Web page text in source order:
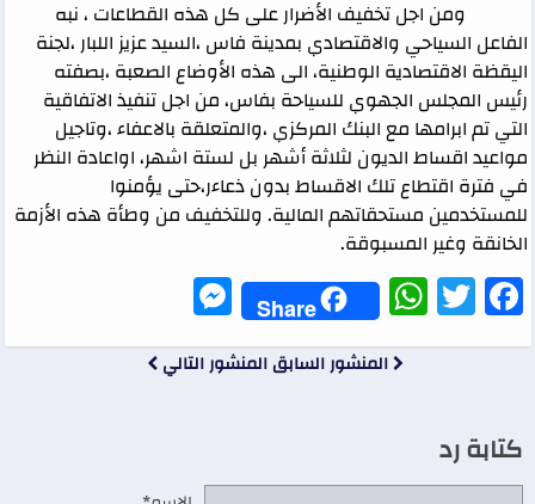
ومن اجل تخفيف الأضرار على كل هذه القطاعات ، نبه
الفاعل السياحي والاقتصادي بمدينة فاس ،السيد عزيز اللبار ،لجنة
اليقظة الاقتصادية الوطنية، الى هذه الأوضاع الصعبة ،بصفته
رئيس المجلس الجهوي للسياحة بفاس، من اجل تنفيذ الاتفاقية
التي تم ابرامها مع البنك المركزي ،والمتعلقة بالاعفاء ،وتاجيل
مواعيد اقساط الديون لثلاثة أشهر بل لستة اشهر، اواعادة النظر
في فترة اقتطاع تلك الاقساط بدون ذعاءر،حتى يؤمنوا
للمستخدمين مستحقاتهم المالية. وللتخفيف من وطأة هذه الأزمة
الخانقة وغير المسبوقة.
Facebook
Twitter
WhatsApp
Share
المنشور السابقالمنشور التالي
كتابة رد